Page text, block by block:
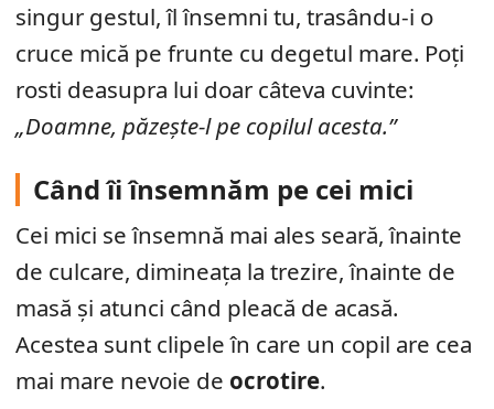
singur gestul, îl însemni tu, trasându-i o
cruce mică pe frunte cu degetul mare. Poți
rosti deasupra lui doar câteva cuvinte:
„Doamne, păzește-l pe copilul acesta.”
Când îi însemnăm pe cei mici
Cei mici se însemnă mai ales seară, înainte
de culcare, dimineața la trezire, înainte de
masă și atunci când pleacă de acasă.
Acestea sunt clipele în care un copil are cea
mai mare nevoie de ocrotire.